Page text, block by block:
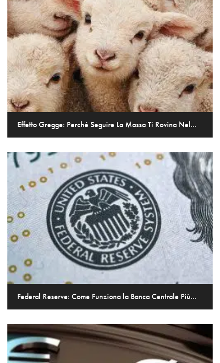
Effetto Gregge: Perché Seguire La Massa Ti Rovina Nel...
Federal Reserve: Come Funziona la Banca Centrale Più...